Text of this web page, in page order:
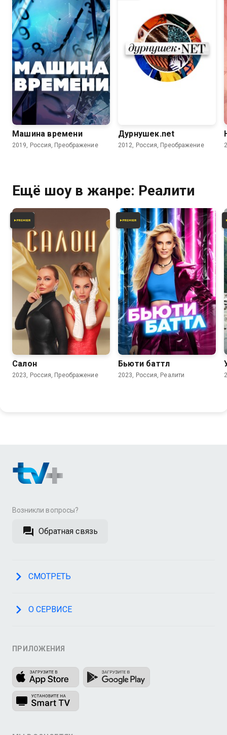
Машина времени
2019, Россия, Преображение
Дурнушек.net
2012, Россия, Преображение
Ещё шоу в жанре: Реалити
Салон
2023, Россия, Преображение
Бьюти баттл
2023, Россия, Реалити
Возникли вопросы?
Обратная связь
СМОТРЕТЬ
О СЕРВИСЕ
ПРИЛОЖЕНИЯ